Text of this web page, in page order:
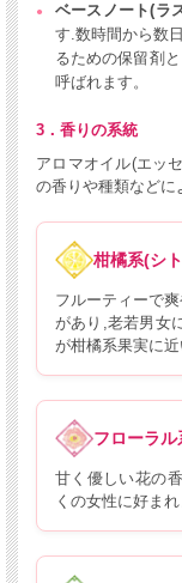
ベースノート(ラ
す.数時間から数
るための保留剤
呼ばれます。
3．香りの系統
アロマオイル(エッ
の香りや種類などに
柑橘系(シ
フルーティーで
があり,老若男女
が柑橘系果実に
フローラル
甘く優しい花の
くの女性に好ま